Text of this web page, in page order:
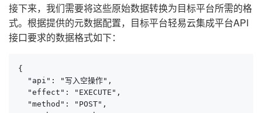
接下来，我们需要将这些原始数据转换为目标平台所需的格
式。根据提供的元数据配置，目标平台轻易云集成平台API
接口要求的数据格式如下：
{
  "api": "写入空操作",
  "effect": "EXECUTE",
  "method": "POST",